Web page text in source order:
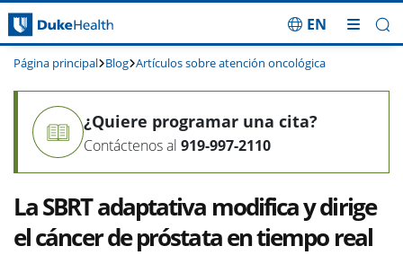
Saltar navegación
EN
Página principal Blog Artículos sobre atención oncológica
La SBRT adaptativa modifica y dirige
el cáncer de próstata en tiempo real
¿Quiere programar una cita?
Contáctenos al 919-997-2110